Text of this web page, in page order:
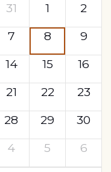
31 1
2
7 8
9
14 15
16
21 22
23
28 29
30
4 5 6